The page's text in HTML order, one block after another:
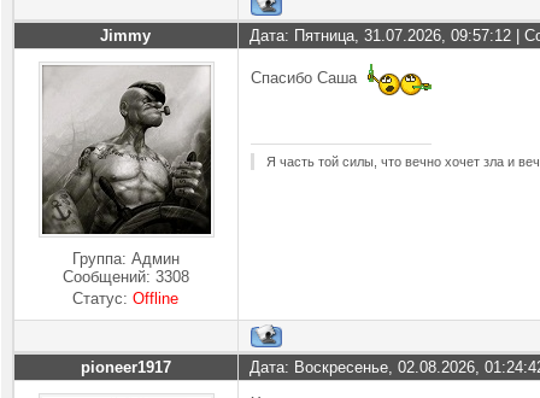
Jimmy Дата: Пятница, 31.07.2026, 09:57:12 |
Группа: Админ
Сообщений: 3308
Статус:Offline
Спасибо Саша
Я часть той силы, что вечно хочет зла и
pioneer1917
Дата: Воскресенье, 02.08.2026,